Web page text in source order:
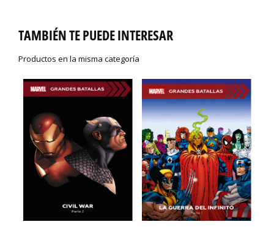
TAMBIÉN TE PUEDE INTERESAR
Productos en la misma categoría